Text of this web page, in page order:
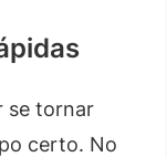
se tornar
certo. No